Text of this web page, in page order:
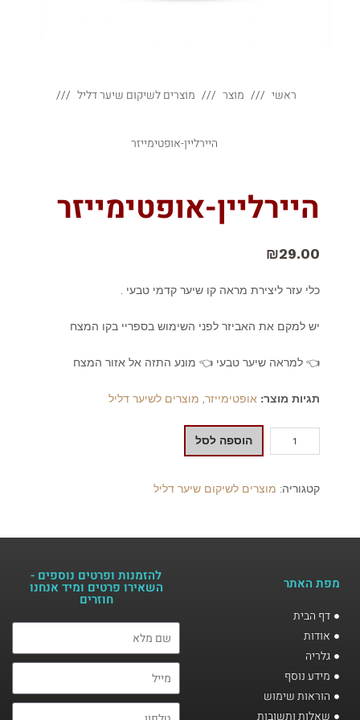
ראשי מוצר מוצרים לשיקום שיער דליל
היירליין-אופטימייזר
היירליין-אופטימייזר
₪29.00
כלי עזר ליצירת מראה קו שיער קדמי טבעי .
יש למקם את האביזר לפני השימוש בספריי בקו המצח
👈 למראה שיער טבעי 👈 מונע התזה אל אזור המצח
תגיות מוצר: אופטימייזר מוצרים לשיער דליל
הוספה לסל
קטגוריה: מוצרים לשיקום שיער דליל
מפת האתר
דף הבית
אודות
גלריה
מידע נוסף
הוראות שימוש
שאלות ותשובות
להזמנות ופרטים נוספים -
השאירו פרטים ומיד אנחנו
חוזרים​